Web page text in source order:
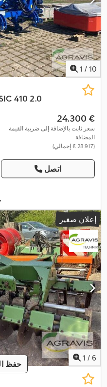
1 / 10
410 2.0
‏24.300 €
سعر ثابت بالإضافة إلى ضريبة القيمة
المضافة
(‏28.917 € إجمالي)
اتصل
إعلان صغير
1 / 6
حفظ